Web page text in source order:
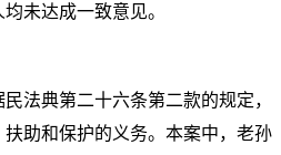
未达成一致意见。
典第二十六条第二款的规定，
助和保护的义务。本案中，老孙